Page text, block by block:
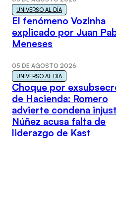
UNIVERSO AL DÍA
El fenómeno Vozinha
explicado por Juan
Meneses
05 DE AGOSTO 2026
UNIVERSO AL DÍA
Choque por
de Hacienda: Romero
advierte condena
Núñez acusa falta de
liderazgo de Kast